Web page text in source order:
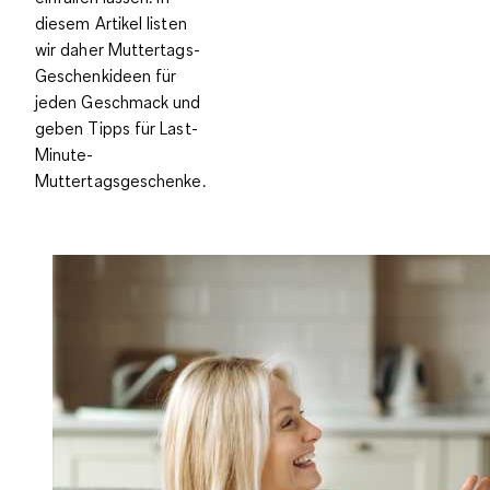
diesem Artikel listen
wir daher Muttertags-
Geschenkideen für
jeden Geschmack und
geben Tipps für Last-
Minute-
Muttertagsgeschenke.